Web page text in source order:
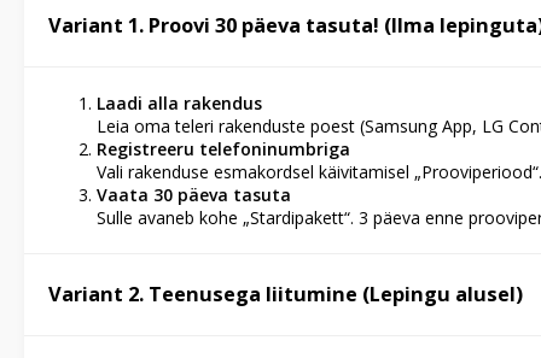
Variant 1. Proovi 30 päeva tasuta! (Ilma
Laadi alla rakendus
Leia oma teleri rakenduste poest (Samsung App, LG
Registreeru telefoninumbriga
Vali rakenduse esmakordsel käivitamisel
Vaata 30 päeva tasuta
Sulle avaneb kohe „Stardipakett“. 3 päeva enne
Variant 2. Teenusega liitumine (Lepingu alusel)